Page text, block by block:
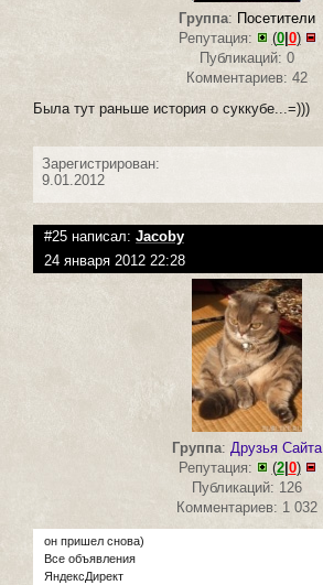
Группа: Посетители
Репутация:
(0| 0)
Публикаций: 0
Комментариев: 42
Была тут раньше история о суккубе...=)))
Зарегистрирован:
9.01.2012
#25 написал: Jacoby
24 января 2012 22:28
Группа: Друзья Сайта
Репутация:
(2| 0)
Публикаций: 126
Комментариев: 1 032
он пришел снова)
Все объявления
ЯндексДирект